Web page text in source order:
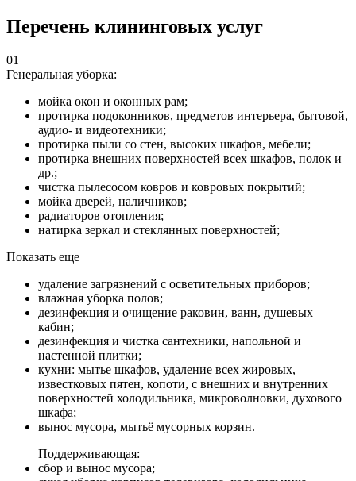
Перечень клининговых услуг
01
Генеральная уборка:
мойка окон и оконных рам;
протирка подоконников, предметов интерьера, бытовой,
аудио- и видеотехники;
протирка пыли со стен, высоких шкафов, мебели;
протирка внешних поверхностей всех шкафов, полок и
др.;
чистка пылесосом ковров и ковровых покрытий;
мойка дверей, наличников;
радиаторов отопления;
натирка зеркал и стеклянных поверхностей;
Показать еще
удаление загрязнений с осветительных приборов;
влажная уборка полов;
дезинфекция и очищение раковин, ванн, душевых
кабин;
дезинфекция и чистка сантехники, напольной и
настенной плитки;
кухни: мытье шкафов, удаление всех жировых,
известковых пятен, копоти, с внешних и внутренних
поверхностей холодильника, микроволновки, духового
шкафа;
вынос мусора, мытьё мусорных корзин.
Поддерживающая:
сбор и вынос мусора;